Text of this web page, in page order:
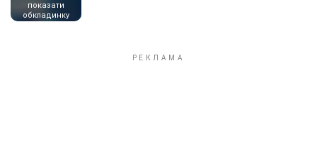
показати
обкладинку